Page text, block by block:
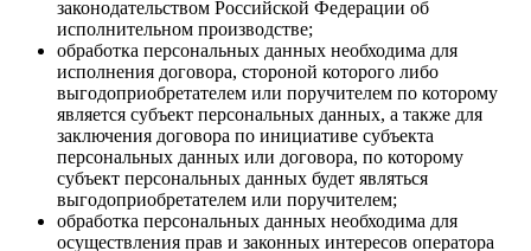
законодательством Российской Федерации об
исполнительном производстве;
обработка персональных данных необходима для
исполнения договора, стороной которого либо
выгодоприобретателем или поручителем по которому
является субъект персональных данных, а также для
заключения договора по инициативе субъекта
персональных данных или договора, по которому
субъект персональных данных будет являться
выгодоприобретателем или поручителем;
обработка персональных данных необходима для
осуществления прав и законных интересов оператора